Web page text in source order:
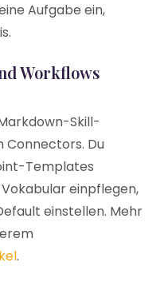
Aufgabe ein,
Workflows
Skill-
Connectors. Du
Templates
einpflegen,
einstellen. Mehr
.